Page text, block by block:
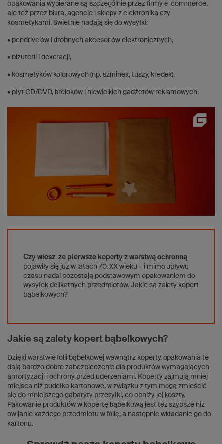
opakowania wybierane są szczególnie przez firmy e-commerce,
ale też przez biura, agencje i sklepy z elektroniką czy
kosmetykami. Świetnie nadają się do wysyłki:
• pendrive’ów i drobnych akcesoriów elektronicznych,
• biżuterii i dekoracji,
• kosmetyków kolorowych (np. szminek, tuszy, kredek),
• płyt CD/DVD, breloków i niewielkich gadżetów reklamowych.
Czy wiesz, że pierwsze koperty z warstwą ochronną
pojawiły się już w latach 70. XX wieku – i mimo upływu
czasu nadal pozostają podstawowym opakowaniem do
wysyłek delikatnych przedmiotów. Jakie są zalety kopert
bąbelkowych?
Jakie są zalety kopert bąbelkowych?
Dzięki warstwie folii bąbelkowej wewnątrz koperty, opakowania te
dają bardzo dobre zabezpieczenie dla produktów wymagających
amortyzacji i ochrony przed uderzeniami. Koperty zajmują mniej
miejsca niż pudełko kartonowe, w związku z tym mogą zmieścić
się do mniejszego gabaryty przesyłki, co obniży jej koszty.
Pakowanie produktów w kopertę bąbelkową jest też szybsze niż
owijanie każdego przedmiotu w folię, a następnie wkładanie go do
kartonu.